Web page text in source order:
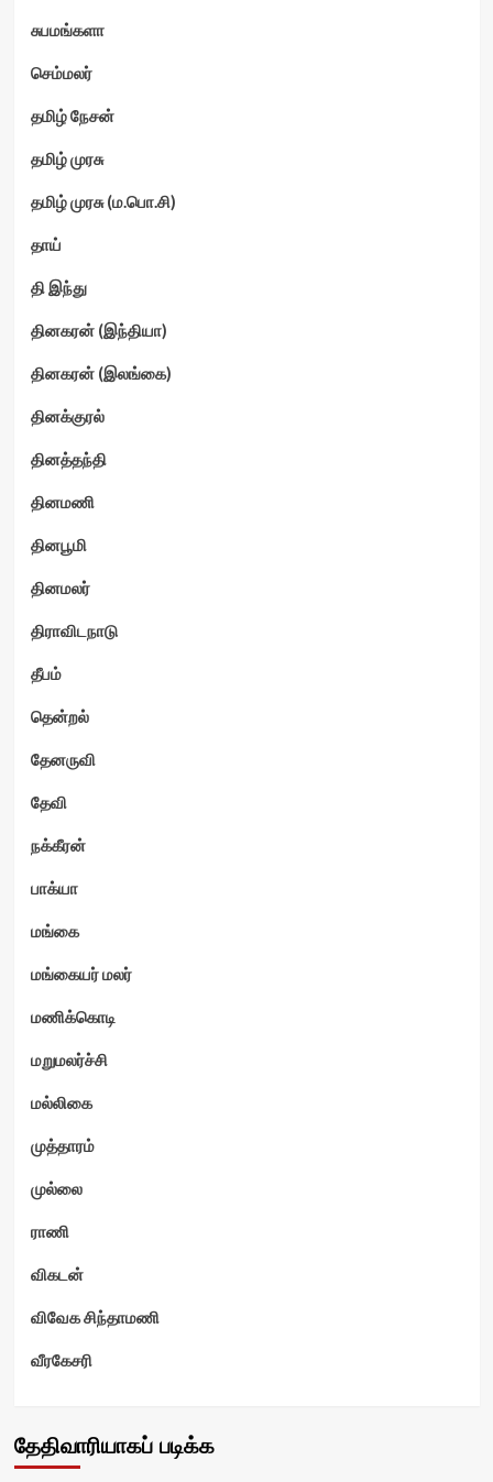
சுபமங்களா
செம்மலர்
தமிழ் நேசன்
தமிழ் முரசு
தமிழ் முரசு (ம.பொ.சி)
தாய்
தி இந்து
தினகரன் (இந்தியா)
தினகரன் (இலங்கை)
தினக்குரல்
தினத்தந்தி
தினமணி
தினபூமி
தினமலர்
திராவிடநாடு
தீபம்
தென்றல்
தேனருவி
தேவி
நக்கீரன்
பாக்யா
மங்கை
மங்கையர் மலர்
மணிக்கொடி
மறுமலர்ச்சி
மல்லிகை
முத்தாரம்
முல்லை
ராணி
விகடன்
விவேக சிந்தாமணி
வீரகேசரி
தேதிவாரியாகப் படிக்க